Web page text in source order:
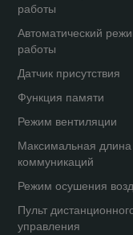
работы
Автоматический
работы
Датчик присутствия
Функция памяти
Режим вентиляции
Максимальная длина
коммуникаций
Режим осушения
Пульт
управления